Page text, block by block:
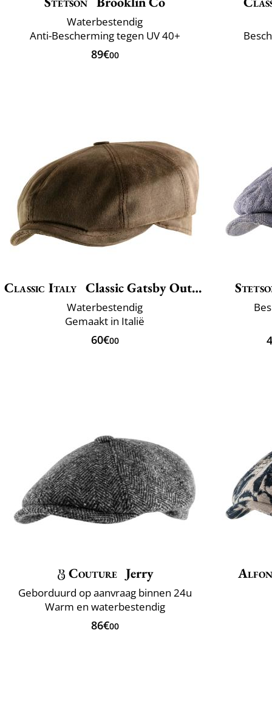
Waterbestendig
Anti-Bescherming tegen UV 40+
89€00
Classic Italy Classic Gatsby Outdoor
Waterbestendig
Gemaakt in Italië
60€00
Couture Jerry
Geborduurd op aanvraag binnen 24u
Warm en waterbestendig
86€00